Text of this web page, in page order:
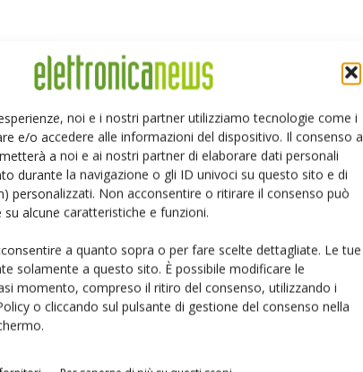
noi e i nostri partner utilizziamo tecnologie come i
e/o accedere alle informazioni del dispositivo. Il consenso a
a noi e ai nostri partner di elaborare dati personali
durante la navigazione o gli ID univoci su questo sito e di
personalizzati. Non acconsentire o ritirare il consenso può
alcune caratteristiche e funzioni.
a quanto sopra o per fare scelte dettagliate. Le tue
solamente a questo sito. È possibile modificare le
momento, compreso il ritiro del consenso, utilizzando i
o cliccando sul pulsante di gestione del consenso nella